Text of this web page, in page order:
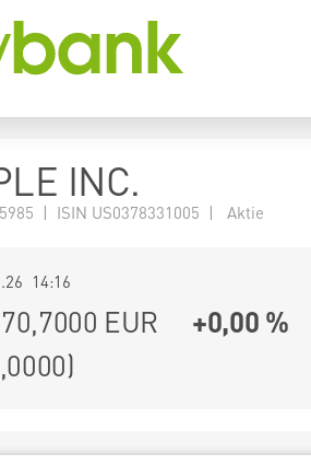
INC.
| ISIN US0378331005 | Aktie
14:16
EUR
+0,00 %
)